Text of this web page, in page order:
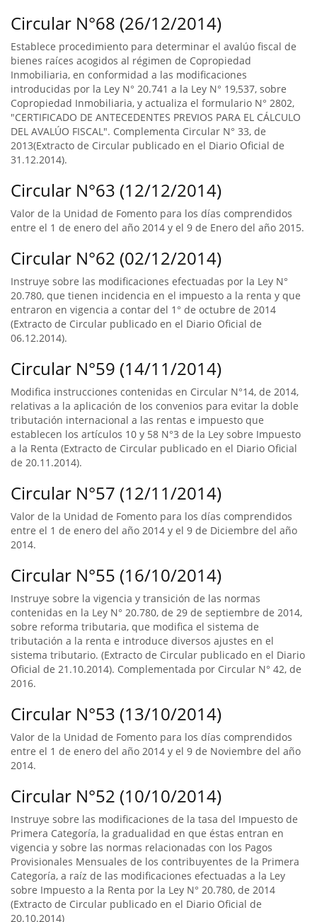
Circular N°68 (26/12/2014)
Establece procedimiento para determinar el avalúo fiscal de
bienes raíces acogidos al régimen de Copropiedad
Inmobiliaria, en conformidad a las modificaciones
introducidas por la Ley N° 20.741 a la Ley N° 19,537, sobre
Copropiedad Inmobiliaria, y actualiza el formulario N° 2802,
"CERTIFICADO DE ANTECEDENTES PREVIOS PARA EL CÁLCULO
DEL AVALÚO FISCAL". Complementa Circular N° 33, de
2013(Extracto de Circular publicado en el Diario Oficial de
31.12.2014).
Circular N°63 (12/12/2014)
Valor de la Unidad de Fomento para los días comprendidos
entre el 1 de enero del año 2014 y el 9 de Enero del año 2015.
Circular N°62 (02/12/2014)
Instruye sobre las modificaciones efectuadas por la Ley N°
20.780, que tienen incidencia en el impuesto a la renta y que
entraron en vigencia a contar del 1° de octubre de 2014
(Extracto de Circular publicado en el Diario Oficial de
06.12.2014).
Circular N°59 (14/11/2014)
Modifica instrucciones contenidas en Circular N°14, de 2014,
relativas a la aplicación de los convenios para evitar la doble
tributación internacional a las rentas e impuesto que
establecen los artículos 10 y 58 N°3 de la Ley sobre Impuesto
a la Renta (Extracto de Circular publicado en el Diario Oficial
de 20.11.2014).
Circular N°57 (12/11/2014)
Valor de la Unidad de Fomento para los días comprendidos
entre el 1 de enero del año 2014 y el 9 de Diciembre del año
2014.
Circular N°55 (16/10/2014)
Instruye sobre la vigencia y transición de las normas
contenidas en la Ley N° 20.780, de 29 de septiembre de 2014,
sobre reforma tributaria, que modifica el sistema de
tributación a la renta e introduce diversos ajustes en el
sistema tributario. (Extracto de Circular publicado en el Diario
Oficial de 21.10.2014). Complementada por Circular N° 42, de
2016.
Circular N°53 (13/10/2014)
Valor de la Unidad de Fomento para los días comprendidos
entre el 1 de enero del año 2014 y el 9 de Noviembre del año
2014.
Circular N°52 (10/10/2014)
Instruye sobre las modificaciones de la tasa del Impuesto de
Primera Categoría, la gradualidad en que éstas entran en
vigencia y sobre las normas relacionadas con los Pagos
Provisionales Mensuales de los contribuyentes de la Primera
Categoría, a raíz de las modificaciones efectuadas a la Ley
sobre Impuesto a la Renta por la Ley N° 20.780, de 2014
(Extracto de Circular publicado en el Diario Oficial de
20.10.2014)